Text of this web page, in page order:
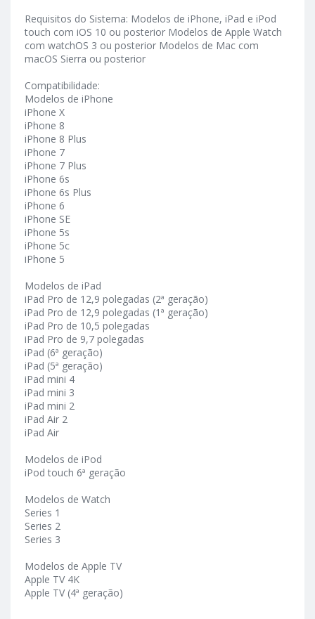
Requisitos do Sistema: Modelos de iPhone, iPad e iPod
touch com iOS 10 ou posterior Modelos de Apple Watch
com watchOS 3 ou posterior Modelos de Mac com
macOS Sierra ou posterior
Compatibilidade:
Modelos de iPhone
iPhone X
iPhone 8
iPhone 8 Plus
iPhone 7
iPhone 7 Plus
iPhone 6s
iPhone 6s Plus
iPhone 6
iPhone SE
iPhone 5s
iPhone 5c
iPhone 5
Modelos de iPad
iPad Pro de 12,9 polegadas (2ª geração)
iPad Pro de 12,9 polegadas (1ª geração)
iPad Pro de 10,5 polegadas
iPad Pro de 9,7 polegadas
iPad (6ª geração)
iPad (5ª geração)
iPad mini 4
iPad mini 3
iPad mini 2
iPad Air 2
iPad Air
Modelos de iPod
iPod touch 6ª geração
Modelos de Watch
Series 1
Series 2
Series 3
Modelos de Apple TV
Apple TV 4K
Apple TV (4ª geração)